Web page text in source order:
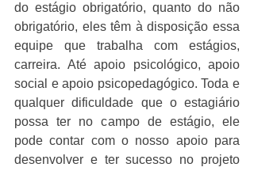
do estágio obrigatório, quanto do não
obrigatório, eles têm à disposição essa
equipe que trabalha com estágios,
carreira. Até apoio psicológico, apoio
social e apoio psicopedagógico. Toda e
qualquer dificuldade que o estagiário
possa ter no campo de estágio, ele
pode contar com o nosso apoio para
desenvolver e ter sucesso no projeto